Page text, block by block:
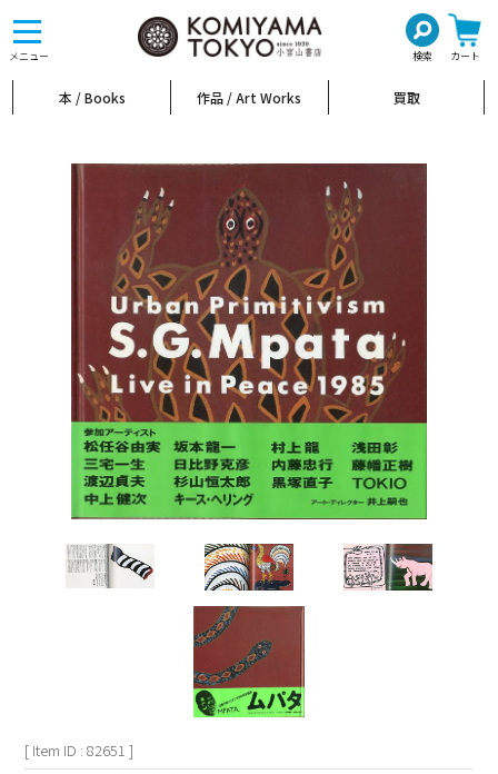
メニュー 検索 カート
toggle
navigation
本 / Books 作品 / Art Works 買取
[ Item ID : 82651 ]